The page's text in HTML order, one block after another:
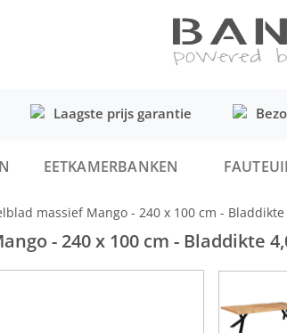
Laagste prijs garantie
EETKAMERBANKEN
massief Mango - 240 x 100 cm - Bladdikte
- 240 x 100 cm - Bladdikte